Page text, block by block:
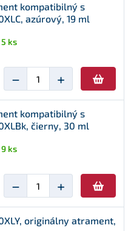
kompatibilný s
azúrový, 19 ml
ks
− +
kompatibilný s
čierny, 30 ml
ks
− +
originálny atrament,